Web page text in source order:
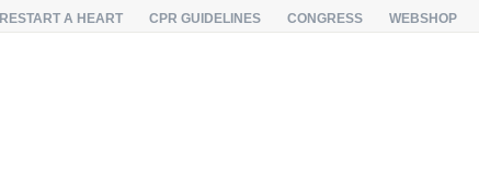
RESTART A HEART CPR GUIDELINES CONGRESS WEBSHOP